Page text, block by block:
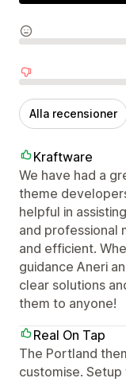
Positiva
Neutrala
Negativa
Alla recensioner
Kraftware
We have had a
theme
helpful in
and professional
and efficient.
guidance Aneri
clear solutions
them to anyone!
Real On Tap
The Portland
customise.